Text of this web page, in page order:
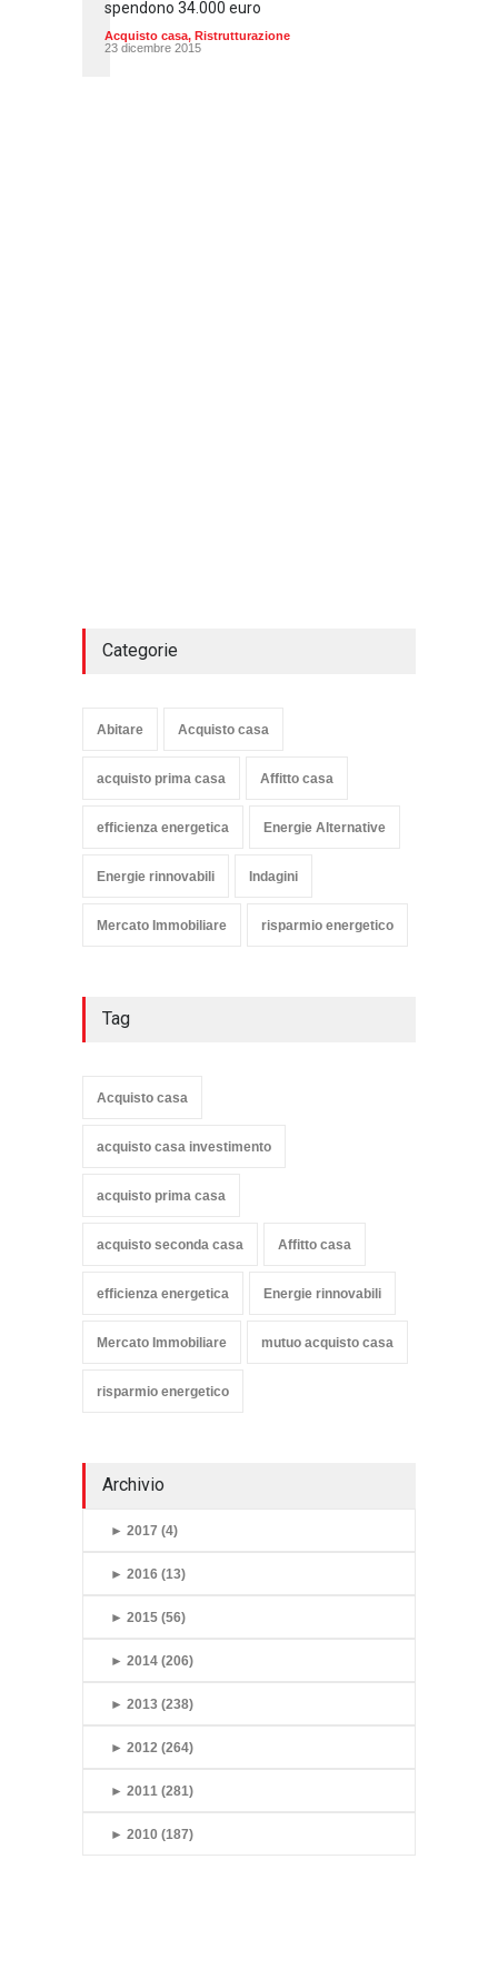
spendono 34.000 euro
Acquisto casa, Ristrutturazione
23 dicembre 2015
Categorie
Abitare Acquisto casa
acquisto prima casa Affitto casa
efficienza energetica Energie Alternative
Energie rinnovabili Indagini
Mercato Immobiliare risparmio energetico
Tag
Acquisto casa
acquisto casa investimento
acquisto prima casa
acquisto seconda casa Affitto casa
efficienza energetica Energie rinnovabili
Mercato Immobiliare mutuo acquisto casa
risparmio energetico
Archivio
► 2017 (4)
► 2016 (13)
► 2015 (56)
► 2014 (206)
► 2013 (238)
► 2012 (264)
► 2011 (281)
► 2010 (187)